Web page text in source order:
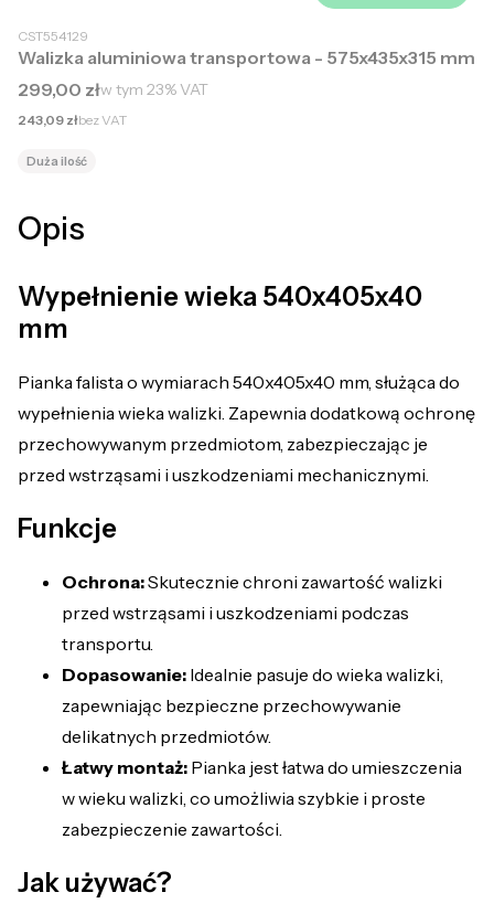
CST554129
Walizka aluminiowa transportowa - 575x435x315 mm
Cena brutto
299,00 złw tym 23%VAT
Cena netto
243,09 złbez VAT
Duża ilość
Opis
Wypełnienie wieka 540x405x40
mm
Pianka falista o wymiarach 540x405x40 mm, służąca do
wypełnienia wieka walizki. Zapewnia dodatkową ochronę
przechowywanym przedmiotom, zabezpieczając je
przed wstrząsami i uszkodzeniami mechanicznymi.
Funkcje
Ochrona:Skutecznie chroni zawartość walizki
przed wstrząsami i uszkodzeniami podczas
transportu.
Dopasowanie: Idealnie pasuje do wieka walizki,
zapewniając bezpieczne przechowywanie
delikatnych przedmiotów.
Łatwy montaż: Pianka jest łatwa do umieszczenia
w wieku walizki, co umożliwia szybkie i proste
zabezpieczenie zawartości.
Jak używać?